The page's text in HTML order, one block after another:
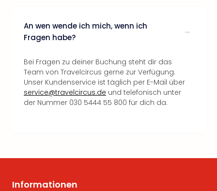
An wen wende ich mich, wenn ich
Fragen habe?
Bei Fragen zu deiner Buchung steht dir das
Team von Travelcircus gerne zur Verfügung.
Unser Kundenservice ist täglich per E-Mail über
service@travelcircus.de und telefonisch unter
der Nummer 030 5444 55 800 für dich da.
Informationen